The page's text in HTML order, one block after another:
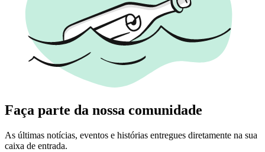
Faça parte da nossa comunidade
As últimas notícias, eventos e histórias entregues diretamente na sua
caixa de entrada.